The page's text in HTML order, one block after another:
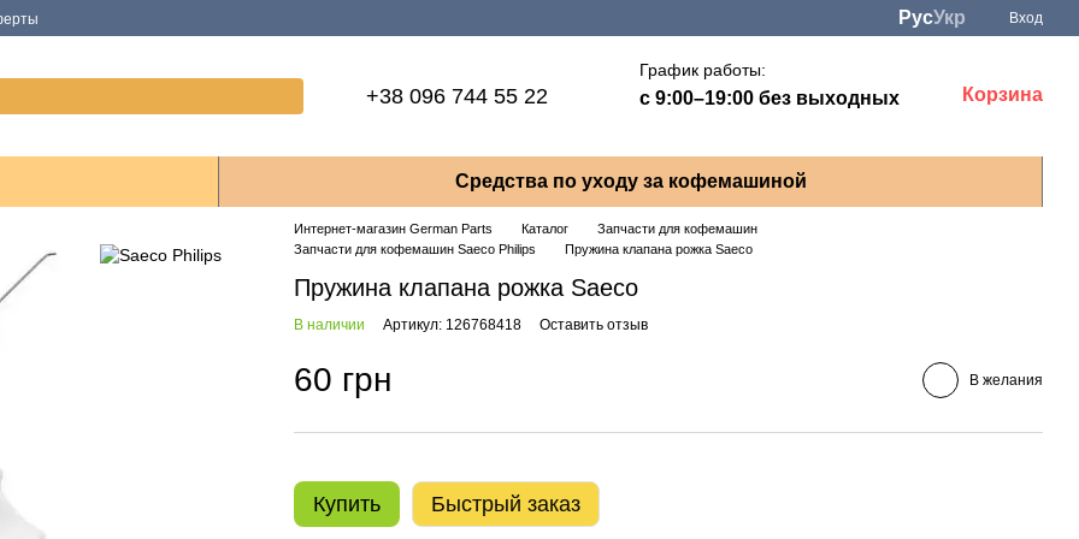
РусУкр Вход
+38 096 744 55 22
График работы:
с 9:00–19:00 без выходных Корзина
Средства по уходу за кофемашиной
Интернет-магазин German Parts Каталог
Запчасти для кофемашин
Запчасти для кофемашин Saeco Philips
Пружина клапана рожка Saeco
Пружина клапана рожка Saeco
В наличии Артикул: 126768418 Оставить отзыв
60 грн В желания
Купить Быстрый заказ